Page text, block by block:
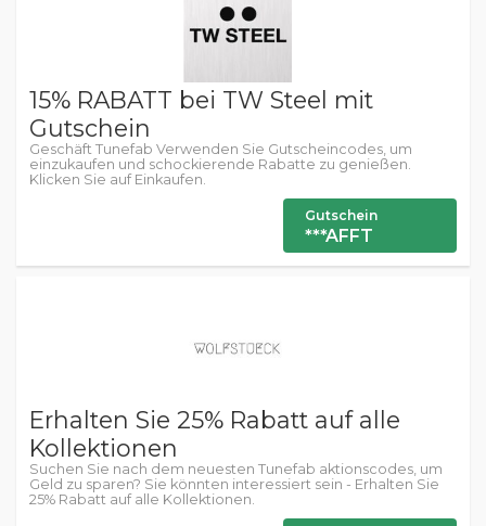
15% RABATT bei TW Steel mit
Gutschein
Geschäft Tunefab Verwenden Sie Gutscheincodes, um
einzukaufen und schockierende Rabatte zu genießen.
Klicken Sie auf Einkaufen.
Gutschein
***AFFT
Erhalten Sie 25% Rabatt auf alle
Kollektionen
Suchen Sie nach dem neuesten Tunefab aktionscodes, um
Geld zu sparen? Sie könnten interessiert sein - Erhalten Sie
25% Rabatt auf alle Kollektionen.